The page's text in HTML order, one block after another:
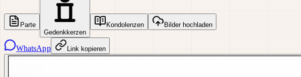
Parte
Gedenkkerzen
Kondolenzen Bilder hochladen
WhatsApp Link kopieren